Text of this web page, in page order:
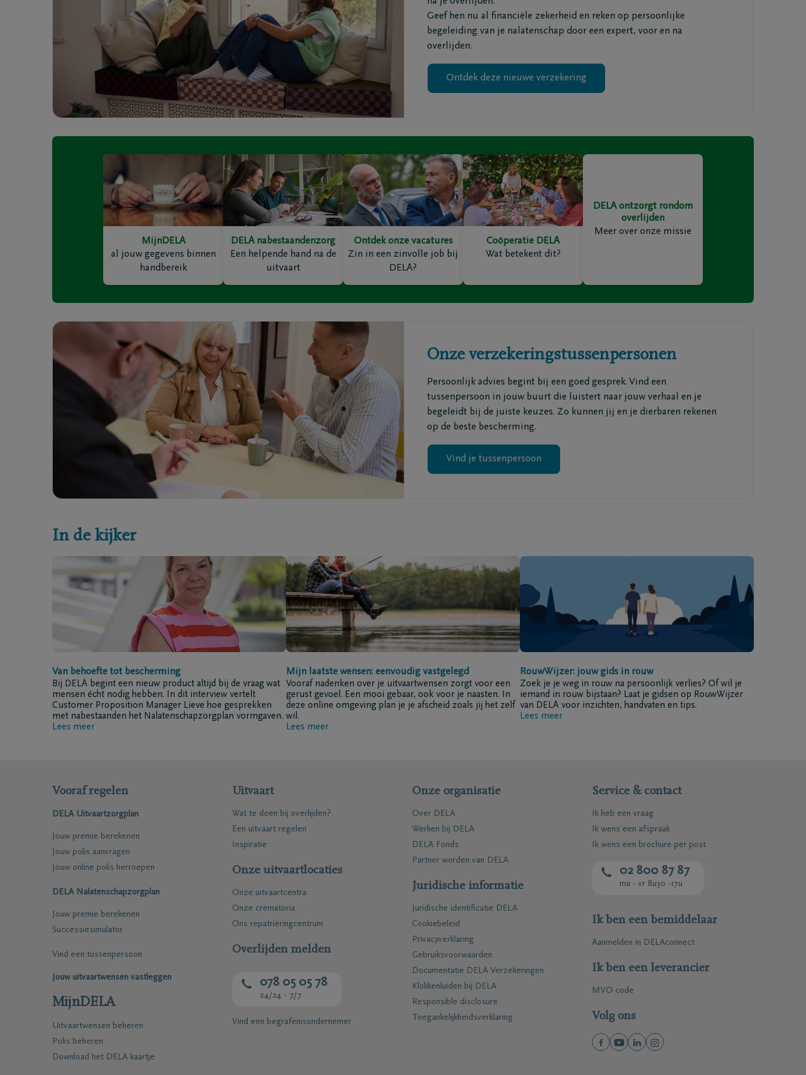
Coöperatie DELA
Werken bij DELA
DELA Fonds
Blog
Vooruitdenken
Inspiratie
Voor elkaar gebaar
Wandelingen
Ik ben niet verzekerd
Onze locaties
Onze makelaars
Ons repatriëringscentrum
Contact
Contacteer mij
Geef hen nu al financiële zekerheid en reken op persoonlijke
begeleiding van je nalatenschap door een expert, voor en na
overlijden.
Ontdek deze nieuwe verzekering
MijnDELA
al jouw gegevens binnen
handbereik
DELA nabestaandenzorg
Een helpende hand na de
uitvaart
Ontdek onze vacatures
Zin in een zinvolle job bij
DELA?
Coöperatie DELA
Wat betekent dit?
DELA ontzorgt rondom
overlijden
Meer over onze missie
Onze verzekeringstussenpersonen
Persoonlijk advies begint bij een goed gesprek. Vind een
tussenpersoon in jouw buurt die luistert naar jouw verhaal en je
begeleidt bij de juiste keuzes. Zo kunnen jij en je dierbaren rekenen
op de beste bescherming.
Vind je tussenpersoon
In de kijker
Van behoefte tot bescherming
Bij DELA begint een nieuw product altijd bij de vraag wat
mensen écht nodig hebben. In dit interview vertelt
Customer Proposition Manager Lieve hoe gesprekken
met nabestaanden het Nalatenschapzorgplan vormgaven.
Lees meer
Mijn laatste wensen: eenvoudig vastgelegd
Vooraf nadenken over je uitvaartwensen zorgt voor een
gerust gevoel. Een mooi gebaar, ook voor je naasten. In
deze online omgeving plan je je afscheid zoals jij het zelf
wil.
Lees meer
RouwWijzer: jouw gids in rouw
Zoek je je weg in rouw na persoonlijk verlies? Of wil je
iemand in rouw bijstaan? Laat je gidsen op RouwWijzer
van DELA voor inzichten, handvaten en tips.
Lees meer
Vooraf regelen
DELA Uitvaartzorgplan
Jouw premie berekenen
Jouw polis aanvragen
Jouw online polis herroepen
DELA Nalatenschapzorgplan
Jouw premie berekenen
Successiesimulator
Vind een tussenpersoon
Jouw uitvaartwensen vastleggen
MijnDELA
Uitvaartwensen beheren
Polis beheren
Download het DELA kaartje
Uitvaart
Wat te doen bij overlijden?
Een uitvaart regelen
Inspiratie
Onze uitvaartlocaties
Onze uitvaartcentra
Onze crematoria
Ons repatriëringcentrum
Overlijden melden
078 05 05 78
24/24 - 7/7
Vind een begrafenisondernemer
Onze organisatie
Over DELA
Werken bij DELA
DELA Fonds
Partner worden van DELA
Juridische informatie
Juridische identificatie DELA
Cookiebeleid
Privacyverklaring
Gebruiksvoorwaarden
Documentatie DELA Verzekeringen
Klokkenluiden bij DELA
Responsible disclosure
Toegankelijkheidsverklaring
Service & contact
Ik heb een vraag
Ik wens een afspraak
Ik wens een brochure per post
02 800 87 87
ma - vr 8u30 -17u
Ik ben een bemiddelaar
Aanmelden in DELAconnect
Ik ben een leverancier
MVO code
Volg ons